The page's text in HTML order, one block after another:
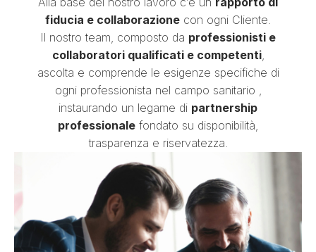
fiducia e collaborazione con ogni Cliente.
Il nostro team, composto da professionisti e
collaboratori qualificati e competenti,
ascolta e comprende le esigenze specifiche di
ogni professionista nel campo sanitario ,
instaurando un legame di partnership
professionale fondato su disponibilità,
trasparenza e riservatezza.